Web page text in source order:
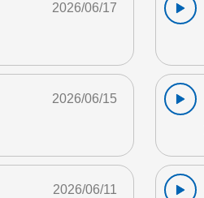
2026/06/17
2026/06/15
2026/06/11